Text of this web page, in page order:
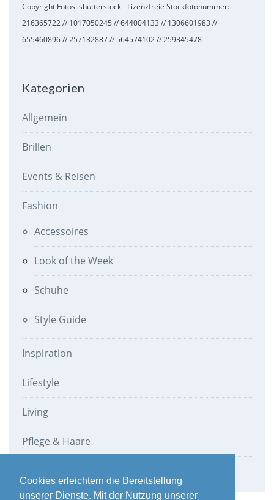
Cookies erleichtern die Bereitstellung
unserer Dienste. Mit der Nutzung unserer
Copyright Fotos: shutterstock - Lizenzfreie Stockfotonummer:
216365722 // 1017050245 // 644004133 // 1306601983 //
655460896 // 257132887 // 564574102 // 259345478
Kategorien
Allgemein
Brillen
Events & Reisen
Fashion
Accessoires
Look of the Week
Schuhe
Style Guide
Inspiration
Lifestyle
Living
Pflege & Haare